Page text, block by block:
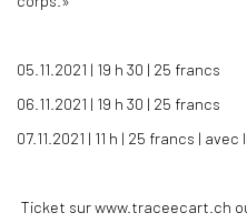
05.11.2021 | 19 h 30 | 25 francs
06.11.2021 | 19 h 30 | 25 francs
07.11.2021 | 11 h | 25 francs |
Ticket sur www.traceecart.ch